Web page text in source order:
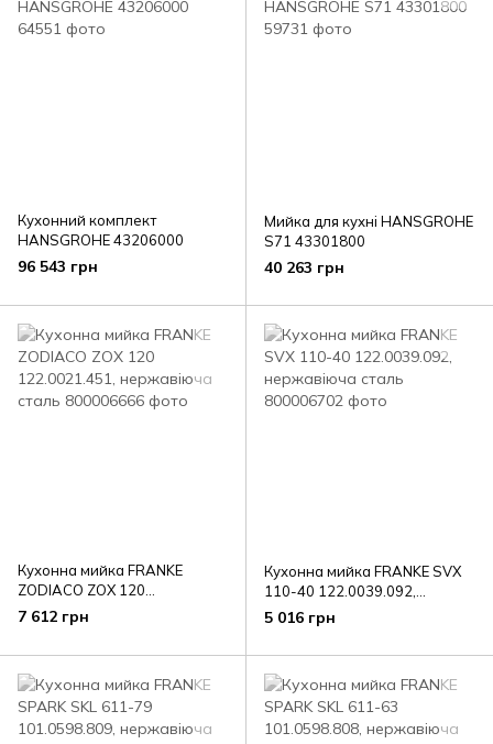
Кухонний комплект
HANSGROHE 43206000
96 543 грн
Мийка для кухні HANSGROHE
S71 43301800
40 263 грн
Кухонна мийка FRANKE
ZODIACO ZOX 120
122.0021.451, нержавіюча
7 612 грн
Кухонна мийка FRANKE SVX
110-40 122.0039.092,
нержавіюча сталь
5 016 грн